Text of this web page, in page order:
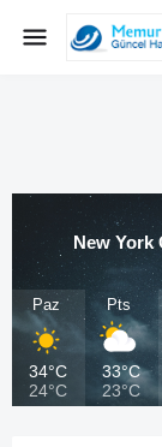
New York
Paz
34°C
24°C
Pts
33°C
23°C